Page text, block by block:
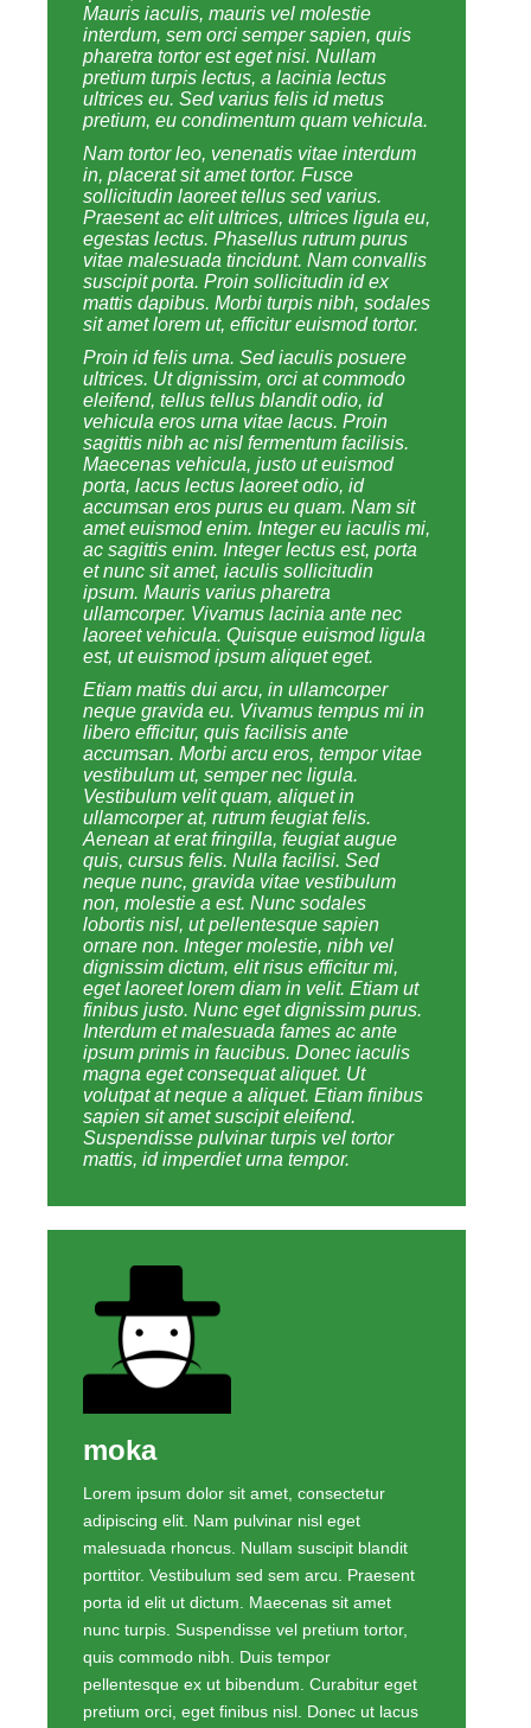
Mauris iaculis, mauris vel molestie
interdum, sem orci semper sapien, quis
pharetra tortor est eget nisi. Nullam
pretium turpis lectus, a lacinia lectus
ultrices eu. Sed varius felis id metus
pretium, eu condimentum quam vehicula.
Nam tortor leo, venenatis vitae interdum
in, placerat sit amet tortor. Fusce
sollicitudin laoreet tellus sed varius.
Praesent ac elit ultrices, ultrices ligula eu,
egestas lectus. Phasellus rutrum purus
vitae malesuada tincidunt. Nam convallis
suscipit porta. Proin sollicitudin id ex
mattis dapibus. Morbi turpis nibh, sodales
sit amet lorem ut, efficitur euismod tortor.
Proin id felis urna. Sed iaculis posuere
ultrices. Ut dignissim, orci at commodo
eleifend, tellus tellus blandit odio, id
vehicula eros urna vitae lacus. Proin
sagittis nibh ac nisl fermentum facilisis.
Maecenas vehicula, justo ut euismod
porta, lacus lectus laoreet odio, id
accumsan eros purus eu quam. Nam sit
amet euismod enim. Integer eu iaculis mi,
ac sagittis enim. Integer lectus est, porta
et nunc sit amet, iaculis sollicitudin
ipsum. Mauris varius pharetra
ullamcorper. Vivamus lacinia ante nec
laoreet vehicula. Quisque euismod ligula
est, ut euismod ipsum aliquet eget.
Etiam mattis dui arcu, in ullamcorper
neque gravida eu. Vivamus tempus mi in
libero efficitur, quis facilisis ante
accumsan. Morbi arcu eros, tempor vitae
vestibulum ut, semper nec ligula.
Vestibulum velit quam, aliquet in
ullamcorper at, rutrum feugiat felis.
Aenean at erat fringilla, feugiat augue
quis, cursus felis. Nulla facilisi. Sed
neque nunc, gravida vitae vestibulum
non, molestie a est. Nunc sodales
lobortis nisl, ut pellentesque sapien
ornare non. Integer molestie, nibh vel
dignissim dictum, elit risus efficitur mi,
eget laoreet lorem diam in velit. Etiam ut
finibus justo. Nunc eget dignissim purus.
Interdum et malesuada fames ac ante
ipsum primis in faucibus. Donec iaculis
magna eget consequat aliquet. Ut
volutpat at neque a aliquet. Etiam finibus
sapien sit amet suscipit eleifend.
Suspendisse pulvinar turpis vel tortor
mattis, id imperdiet urna tempor.
moka
Lorem ipsum dolor sit amet, consectetur
adipiscing elit. Nam pulvinar nisl eget
malesuada rhoncus. Nullam suscipit blandit
porttitor. Vestibulum sed sem arcu. Praesent
porta id elit ut dictum. Maecenas sit amet
nunc turpis. Suspendisse vel pretium tortor,
quis commodo nibh. Duis tempor
pellentesque ex ut bibendum. Curabitur eget
pretium orci, eget finibus nisl. Donec ut lacus